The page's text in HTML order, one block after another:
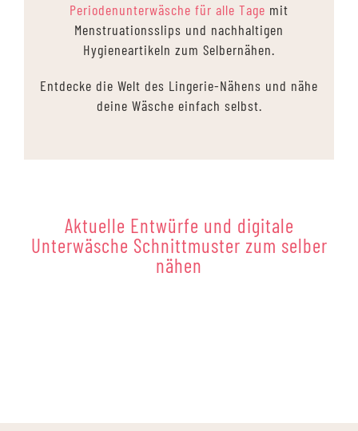
Periodenunterwäsche für alle Tage mit
Menstruationsslips und nachhaltigen
Hygieneartikeln zum Selbernähen.
Entdecke die Welt des Lingerie-Nähens und nähe
deine Wäsche einfach selbst.
Aktuelle Entwürfe und digitale
Unterwäsche Schnittmuster zum selber
nähen